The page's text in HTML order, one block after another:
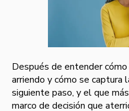
Después de entender
arriendo y cómo se captura
siguiente paso, y el que
marco de decisión que